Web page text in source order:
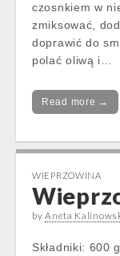
czosnkiem w
zmiksować,
doprawić do
polać oliwą i…
Read more →
WIEPRZOWINA
byAneta
Składniki: 600